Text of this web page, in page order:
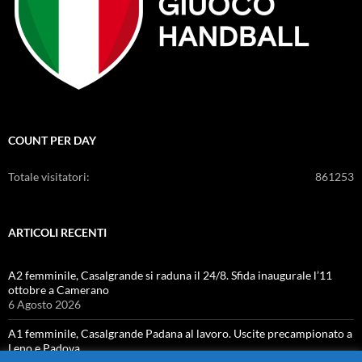
COUNT PER DAY
861253
Totale visitatori:
ARTICOLI RECENTI
A2 femminile, Casalgrande si raduna il 24/8. Sfida inaugurale l’11
ottobre a Camerano
6 Agosto 2026
A1 femminile, Casalgrande Padana al lavoro. Uscite precampionato a
Leno e Padova